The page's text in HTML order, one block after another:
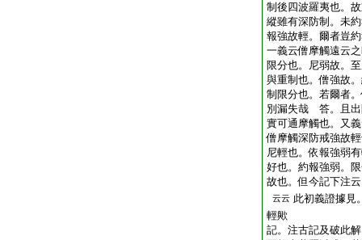
制後四波羅夷也。
縱雖有深防制。未
報強故輕。爾者豈
一義云僧摩觸遠云
限分也。尼弱故。
與重制也。僧強故
制限分也。若爾者
別漏失哉 答。且出
實可通摩觸也。又
僧摩觸深防戒強故
尼輕也。依報強弱
好也。約報強弱。
故也。但今記下注
云云 此初義證據見
輕歟
記。注古記及破此